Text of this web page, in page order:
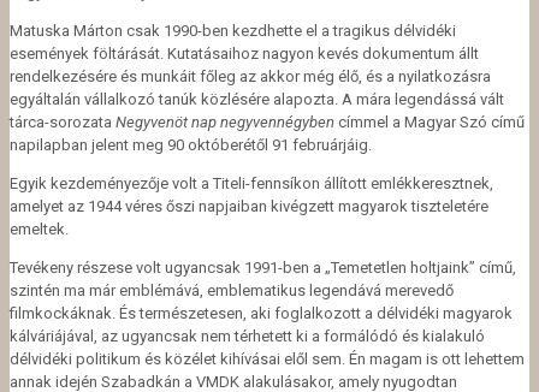
Matuska Márton csak 1990-ben kezdhette el a tragikus délvidéki
események föltárását. Kutatásaihoz nagyon kevés dokumentum állt
rendelkezésére és munkáit főleg az akkor még élő, és a nyilatkozásra
egyáltalán vállalkozó tanúk közlésére alapozta. A mára legendássá vált
tárca-sorozata Negyvenöt nap negyvennégyben címmel a Magyar Szó című
napilapban jelent meg 90 októberétől 91 februárjáig.
Egyik kezdeményezője volt a Titeli-fennsíkon állított emlékkeresztnek,
amelyet az 1944 véres őszi napjaiban kivégzett magyarok tiszteletére
emeltek.
Tevékeny részese volt ugyancsak 1991-ben a „Temetetlen holtjaink” című,
szintén ma már emblémává, emblematikus legendává merevedő
filmkockáknak. És természetesen, aki foglalkozott a délvidéki magyarok
kálváriájával, az ugyancsak nem térhetett ki a formálódó és kialakuló
délvidéki politikum és közélet kihívásai elől sem. Én magam is ott lehettem
annak idején Szabadkán a VMDK alakulásakor, amely nyugodtan